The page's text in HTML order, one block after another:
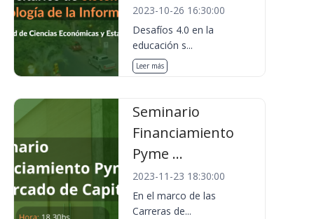
2023-10-26 16:30:00
Desafíos 4.0 en la
educación s...
Leer más
Seminario
Financiamiento
Pyme ...
2023-11-23 18:30:00
En el marco de las
Carreras de...